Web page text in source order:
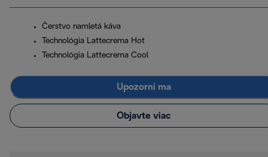
Čerstvo namletá káva
Technológia Lattecrema Hot
Technológia Lattecrema Cool
Upozorni ma
Objavte viac